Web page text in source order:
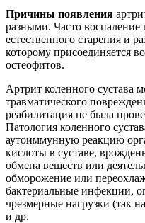
Причины появления
разными. Часто воспаление
естественного старения и
которому присоединяется
остеофитов.
Артрит коленного сустава
травматического
реабилитация не была
Патология коленного
аутоиммунную реакцию
кислоты в суставе,
обмена веществ или
обморожение или
бактериальные инфекции,
чрезмерные нагрузки (так
и др.